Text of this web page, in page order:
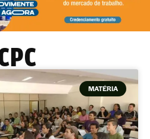
MATÉRIA